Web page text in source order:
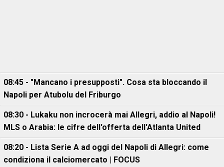
08:45 - "Mancano i presupposti". Cosa sta bloccando il
Napoli per Atubolu del Friburgo
08:30 - Lukaku non incrocerà mai Allegri, addio al Napoli!
MLS o Arabia: le cifre dell'offerta dell'Atlanta United
08:20 - Lista Serie A ad oggi del Napoli di Allegri: come
condiziona il calciomercato | FOCUS